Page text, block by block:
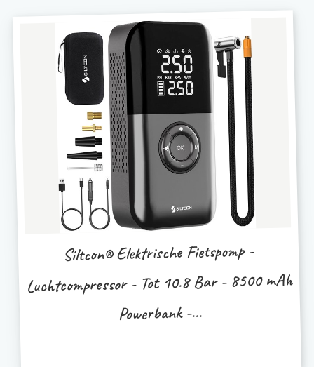
Siltcon® Elektrische Fietspomp -
Luchtcompressor - Tot 10.8 Bar - 8500 mAh
Powerbank -...